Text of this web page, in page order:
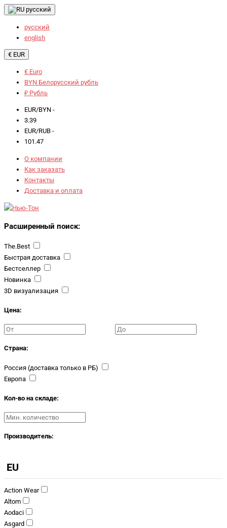
русский
русский
english
€ EUR
€ Euro
BYN Белорусский рубль
₽ Рубль
EUR/BYN -
3.39
EUR/RUB -
101.47
О компании
Как заказать
Контакты
Доставка и оплата
Расширенный поиск:
The.Best
Быстрая доставка
Бестселлер
Новинка
3D визуализация
Цена:
Страна:
Россия (доставка только в РБ)
Европа
Кол-во на складе:
Производитель:
EU
Action Wear
Altom
Aodaci
Asgard